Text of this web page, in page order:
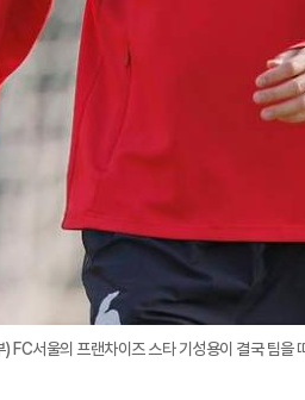
FC서울의 프랜차이즈 스타 기성용이 결국 팀을